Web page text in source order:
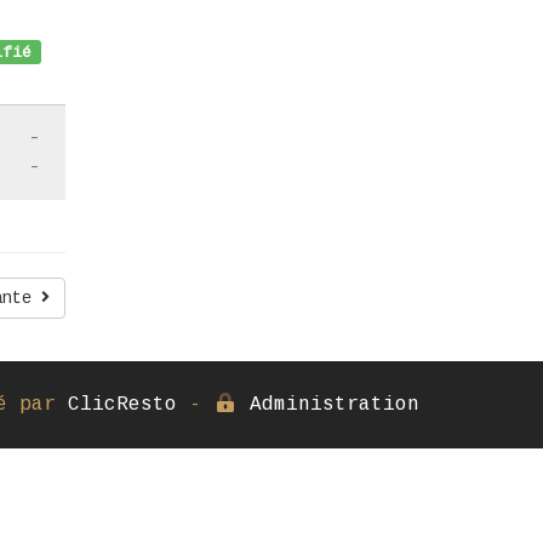
-
-
par ClicResto - Administration